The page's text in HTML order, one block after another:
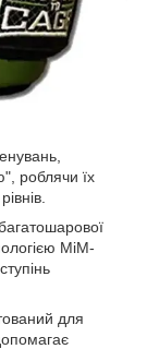
роблячи їх
MiM-
для